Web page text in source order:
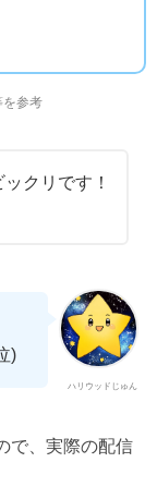
参考
クリです！
ハリウッドじゅん
)
で、実際の配信